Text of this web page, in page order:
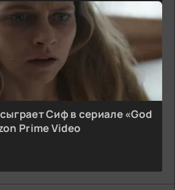
Сиф в сериале «God
Prime Video